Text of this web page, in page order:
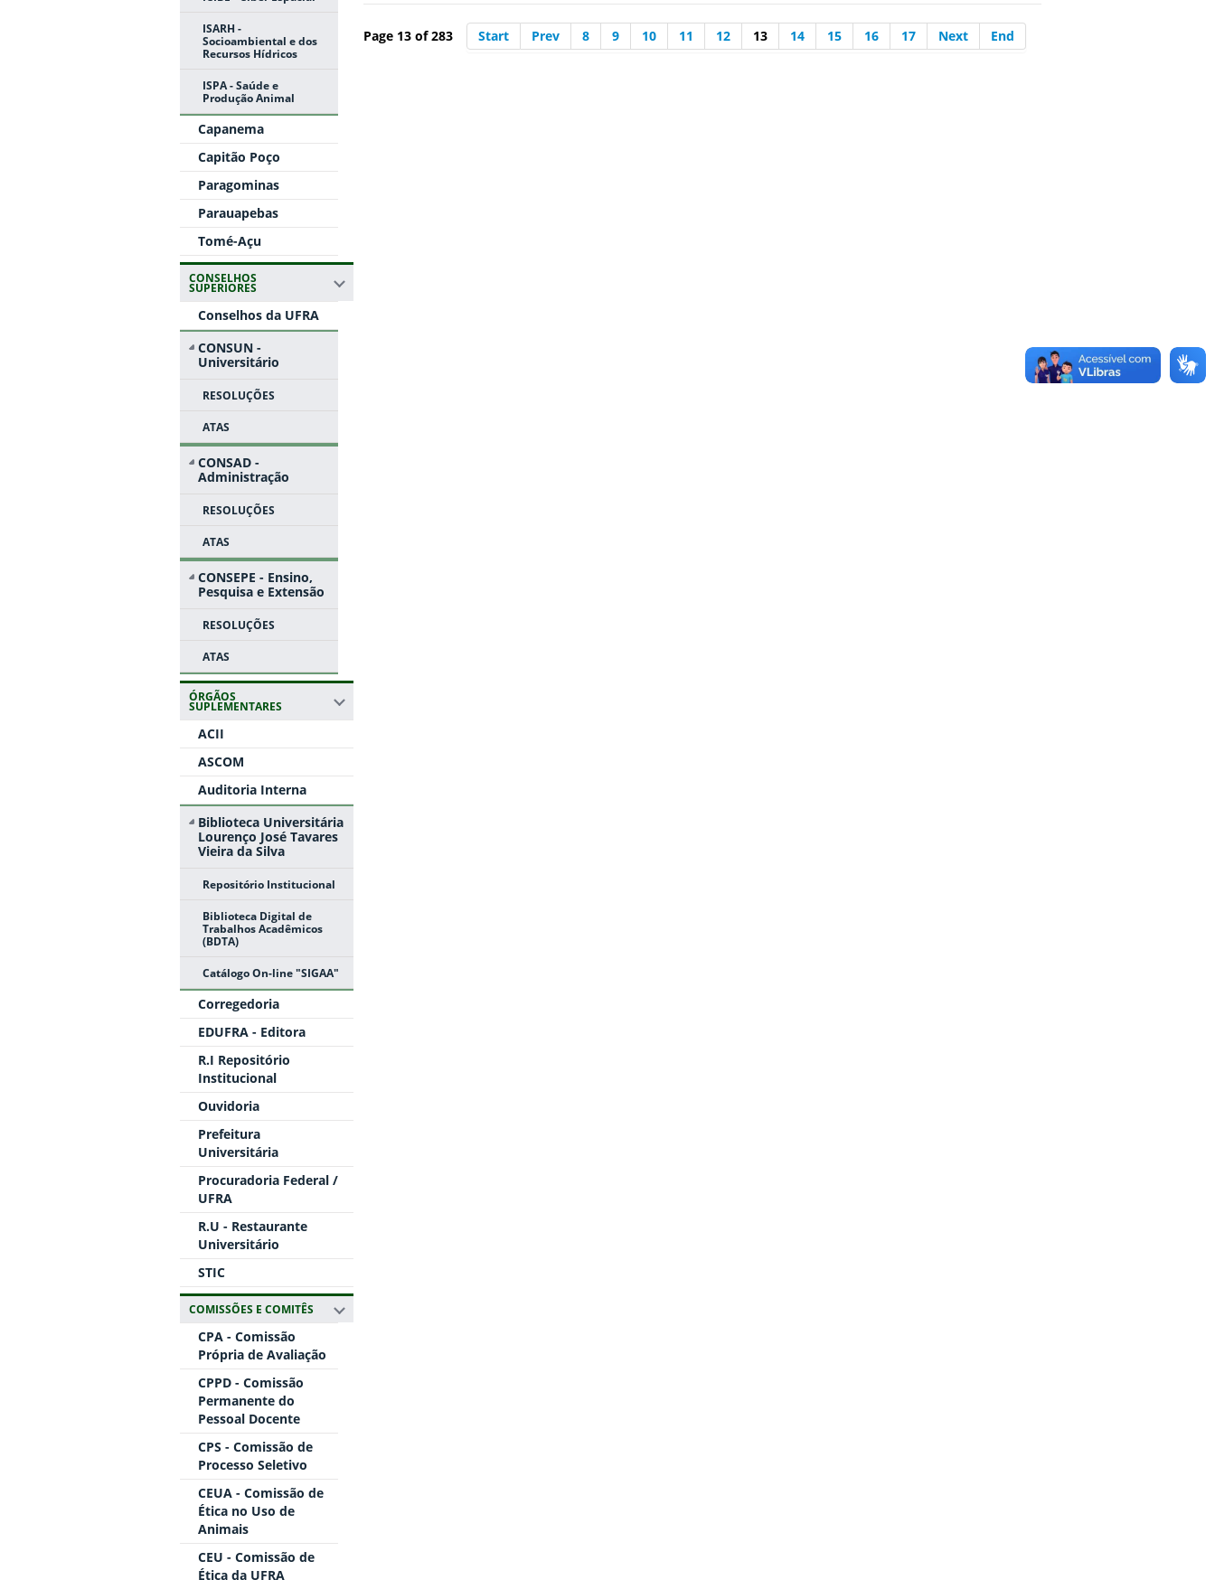
ISARH -
Socioambiental e dos
Recursos Hídricos
ISPA - Saúde e
Produção Animal
Capanema
Capitão Poço
Paragominas
Parauapebas
Tomé-Açu
CONSELHOS
SUPERIORES
Conselhos da UFRA
CONSUN -
Universitário
RESOLUÇÕES
ATAS
CONSAD -
Administração
RESOLUÇÕES
ATAS
CONSEPE - Ensino,
Pesquisa e Extensão
RESOLUÇÕES
ATAS
ÓRGÃOS
SUPLEMENTARES
ACII
ASCOM
Auditoria Interna
Biblioteca Universitária
Lourenço José Tavares
Vieira da Silva
Repositório Institucional
Biblioteca Digital de
Trabalhos Acadêmicos
(BDTA)
Catálogo On-line "SIGAA"
Corregedoria
EDUFRA - Editora
R.I Repositório
Institucional
Ouvidoria
Prefeitura
Universitária
Procuradoria Federal /
UFRA
R.U - Restaurante
Universitário
STIC
COMISSÕES E COMITÊS
CPA - Comissão
Própria de Avaliação
CPPD - Comissão
Permanente do
Pessoal Docente
CPS - Comissão de
Processo Seletivo
CEUA - Comissão de
Ética no Uso de
Animais
CEU - Comissão de
Ética da UFRA
Page 13 of 283 Start Prev 8 9 10 11 12 13 14 15 16 17 Next End